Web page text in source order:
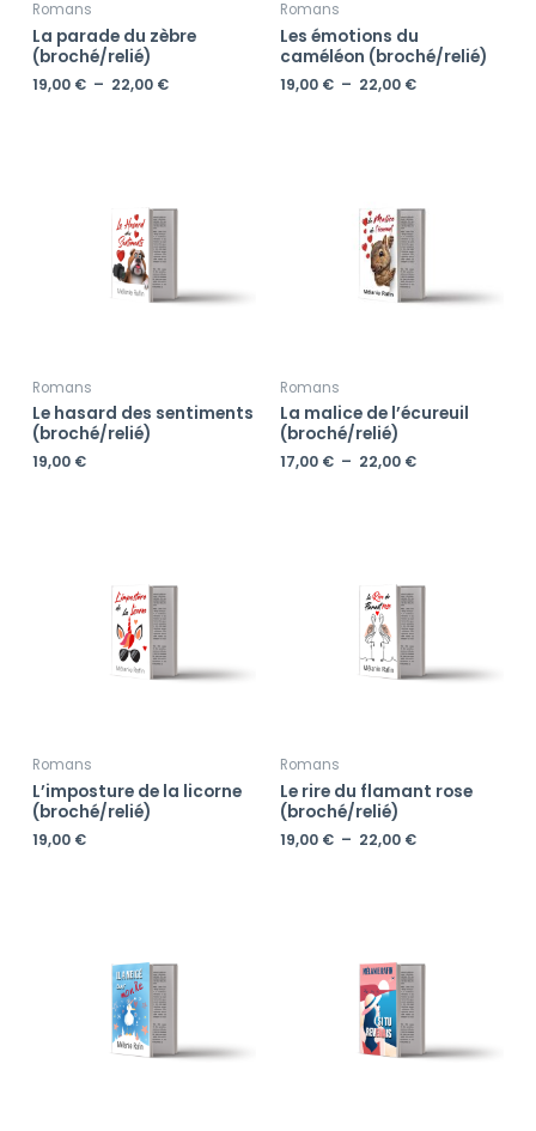
Romans
La parade du zèbre
(broché/relié)
19,00 € – 22,00 €
Romans
Les émotions du
caméléon (broché/relié)
19,00 € – 22,00 €
Romans
Le hasard des sentiments
(broché/relié)
19,00 €
Romans
La malice de l’écureuil
(broché/relié)
17,00 € – 22,00 €
17,00 €
Romans
L’imposture de la licorne
(broché/relié)
19,00 €
Romans
Le rire du flamant rose
(broché/relié)
19,00 € – 22,00 €
19,00 €
19,00 €
19,00 €